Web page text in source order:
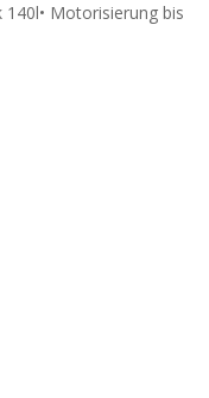
Motorisierung bis